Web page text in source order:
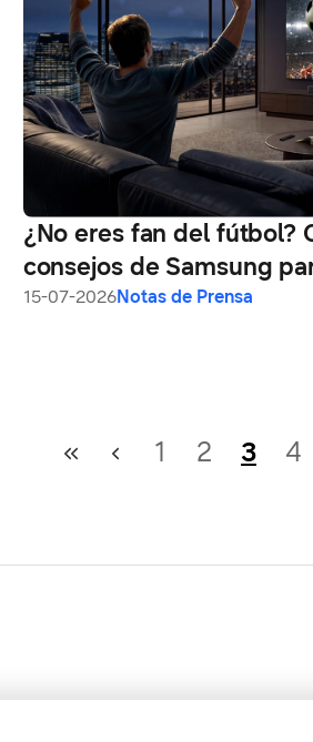
¿No eres fan del fútbol?
consejos de Samsung
nivel de tu setup gamer
15-07-2026Notas de Prensa
1 2 3 4